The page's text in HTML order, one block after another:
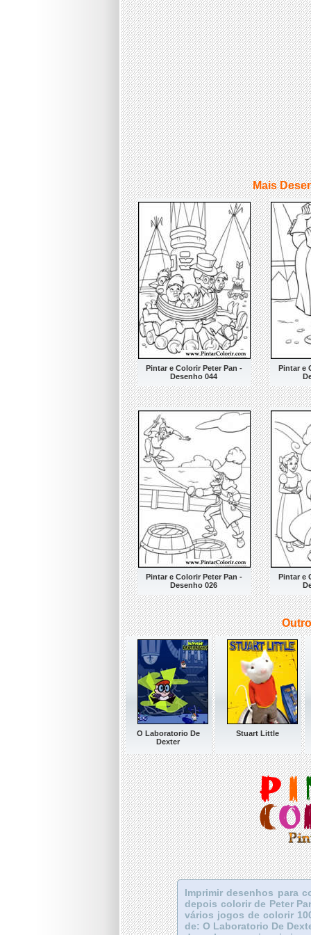
Mais
Pintar e Colorir Peter Pan -
Desenho 044
Pintar e
Pintar e Colorir Peter Pan -
Desenho 026
Pintar e
O Laboratorio De
Dexter
Stuart Little
Imprimir desenhos para
depois colorir de Peter
vários jogos de colorir
de: O Laboratorio De